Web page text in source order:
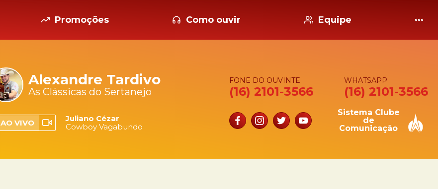
Promoções Como ouvir Equipe
Alexandre Tardivo
As Clássicas do Sertanejo
AO VIVO
Juliano Cézar
Cowboy Vagabundo
FONE DO OUVINTE
(16) 2101-3566
WHATSAPP
(16) 2101-3566
Sistema Clube
de
Comunicação